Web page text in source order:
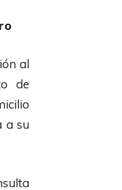
al
de
a su